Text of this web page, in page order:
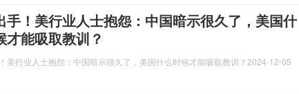
手！美行业人士抱怨：中国暗示很久了，美国什
才能吸取教训？
美行业人士抱怨：中国暗示很久了，美国什么时候才能吸取教训？ 2024-12-05